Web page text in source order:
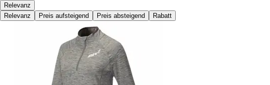
Relevanz
Relevanz
Preis aufsteigend Preis absteigend Rabatt